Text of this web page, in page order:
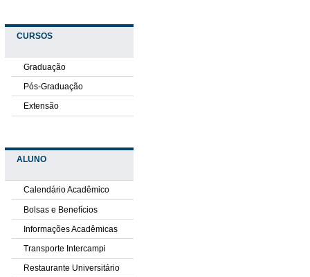
CURSOS
Graduação
Pós-Graduação
Extensão
ALUNO
Calendário Acadêmico
Bolsas e Benefícios
Informações Acadêmicas
Transporte Intercampi
Restaurante Universitário